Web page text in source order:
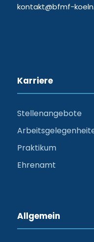
kontakt@bfmf-
Karriere
Stellenangebote
Praktikum
Ehrenamt
Allgemein